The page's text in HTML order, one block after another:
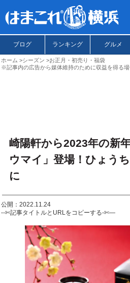
ブログ ランキング グルメ
ホーム シーズン
お正月・初売り・福袋
※記事内の広告から媒体維持のために収益を得る
崎陽軒から2023年の新
ウマイ」登場！ひょう
に
公開：2022.11.24
--✄記事タイトルとURLをコピーする-✄—